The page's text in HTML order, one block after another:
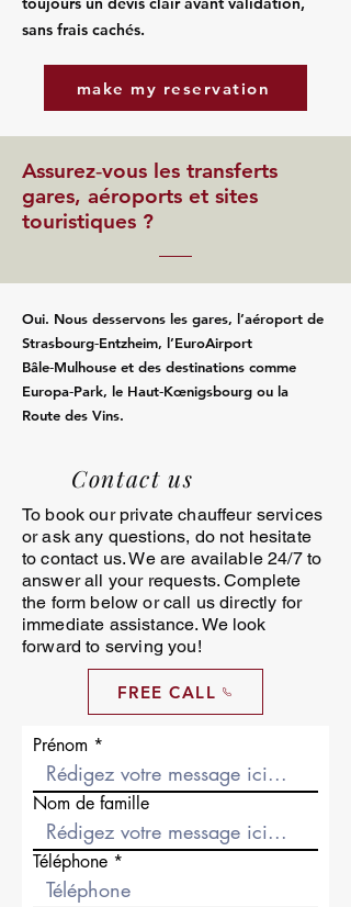
sans frais cachés.
make my reservation
Assurez‑vous les transferts
gares, aéroports et sites
touristiques ?
Oui. Nous desservons les gares, l’aéroport de
Strasbourg‑Entzheim, l’EuroAirport
Bâle‑Mulhouse et des destinations comme
Europa‑Park, le Haut‑Kœnigsbourg ou la
Route des Vins.
Contact us
To book our private chauffeur services
or ask any questions, do not hesitate
to contact us. We are available 24/7 to
answer all your requests. Complete
the form below or call us directly for
immediate assistance. We look
forward to serving you!
FREE CALL
Prénom
Nom de famille
Téléphone